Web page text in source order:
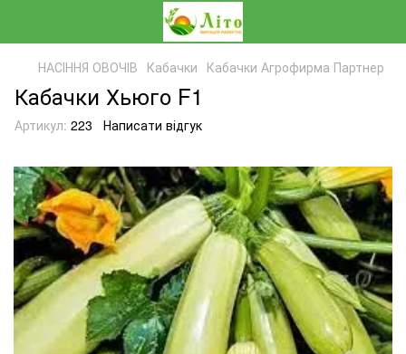
НАСІННЯ ОВОЧІВ Кабачки Кабачки Агрофирма Партнер
Кабачки Хьюго F1
Артикул: 223 Написати відгук